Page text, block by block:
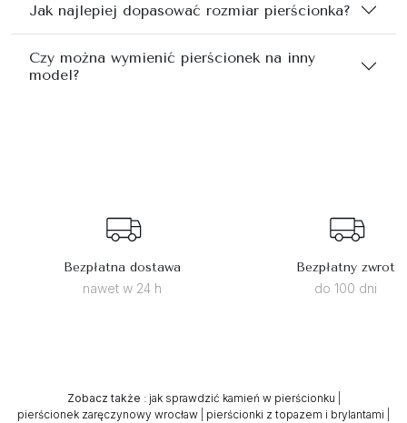
Jak najlepiej dopasować rozmiar pierścionka?
Czy można wymienić pierścionek na inny
model?
Bezpłatna dostawa
nawet w 24 h
Bezpłatny zwrot
do 100 dni
Zobacz także : jak sprawdzić kamień w pierścionku
pierścionek zaręczynowy wrocław
pierścionki z topazem i brylantami